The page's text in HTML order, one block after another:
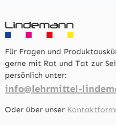
Für Fragen und
gerne mit Rat und Tat zur
persönlich unter:
info@lehrmittel-
Oder über unser